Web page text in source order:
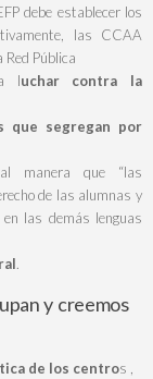
debe establecer los
las CCAA
Pública
luchar contra la
que segregan por
manera que “las
de las alumnas y
las demás lenguas
.
y creemos
de los centros ,